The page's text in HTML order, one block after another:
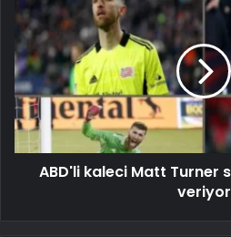
ABD'li kaleci Matt Turner
veriyor